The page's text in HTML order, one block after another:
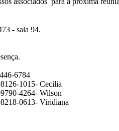
- sala 94.
6784
Cecilia
Wilson
Viridiana